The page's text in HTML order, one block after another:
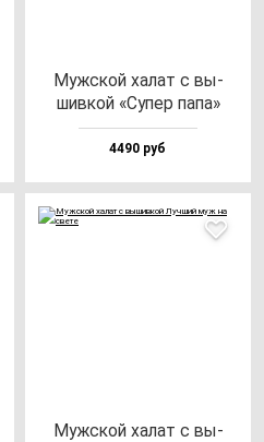
Муж­ской ха­лат с вы­
шив­кой «Супер па­па»
4490 руб
Муж­ской ха­лат с вы­